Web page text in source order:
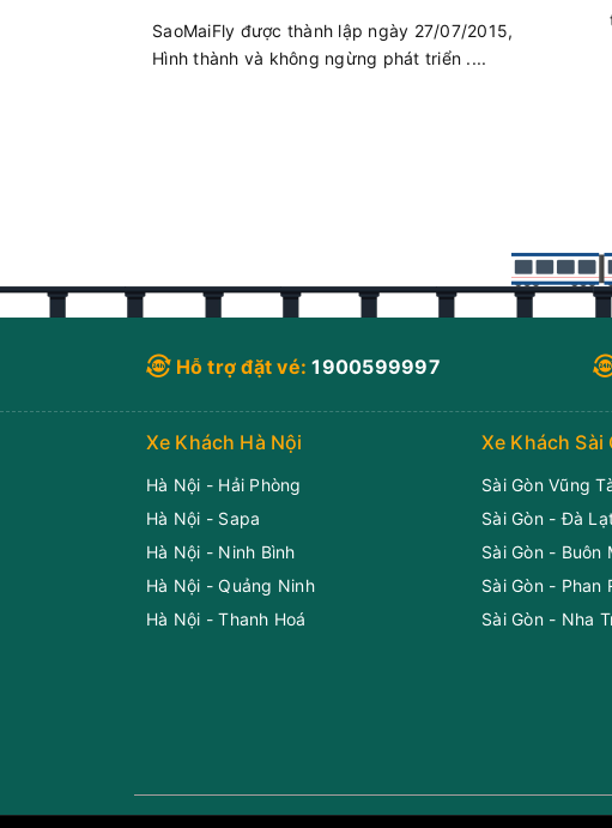
SaoMaiFly được thành lập ngày 27/07/2015,
Hình thành và không ngừng phát triển ....
Hỗ trợ đặt vé: 1900599997
Xe Khách Hà Nội
Hà Nội - Hải Phòng
Hà Nội - Sapa
Hà Nội - Ninh Bình
Hà Nội - Quảng Ninh
Hà Nội - Thanh Hoá
Xe Khách Sài
Sài Gòn Vũng
Sài Gòn - Đà
Sài Gòn - Buôn
Sài Gòn - Phan
Sài Gòn - Nha